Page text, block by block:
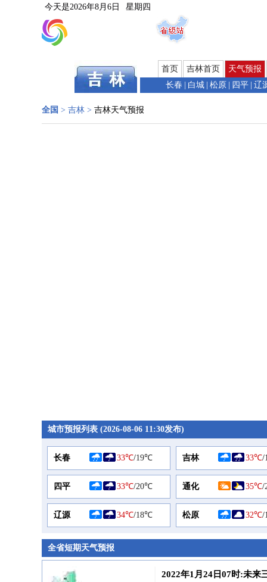
今天是2026年8月6日 星期四
首页 吉林首页
天气预报
长春
白城 松原 四平 辽
全国 > 吉林 > 吉林天气预报
城市预报列表 (2026-08-06 11:30发布)
长春 33℃/19℃ 吉林 33℃/
四平 33℃/20℃ 通化 35℃/
辽源 34℃/18℃ 松原 32℃/
全省短期天气预报
2022年1月24日07时:未来